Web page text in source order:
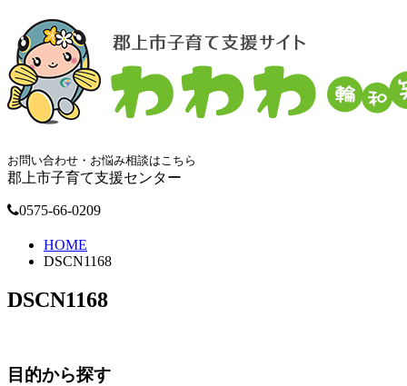
お問い合わせ・お悩み相談はこちら
郡上市子育て支援センター
0575-66-0209
HOME
DSCN1168
DSCN1168
目的から探す